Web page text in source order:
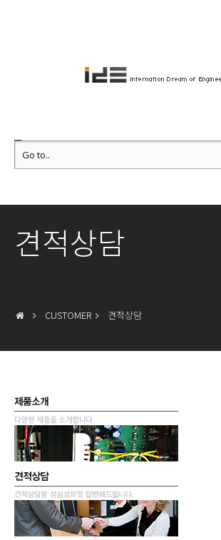
견적상담
CUSTOMER 견적상담